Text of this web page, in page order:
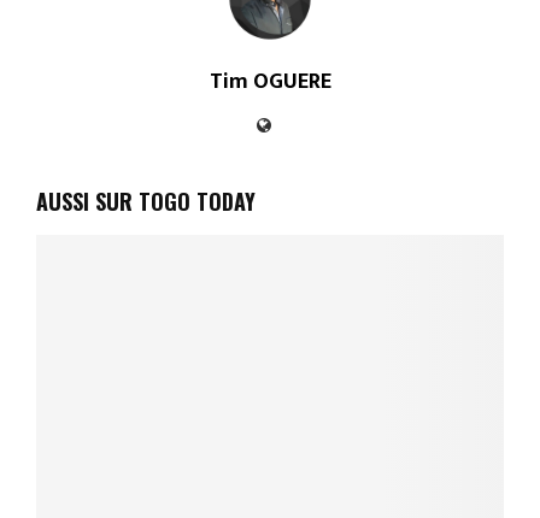
Tim OGUERE
AUSSI SUR TOGO TODAY